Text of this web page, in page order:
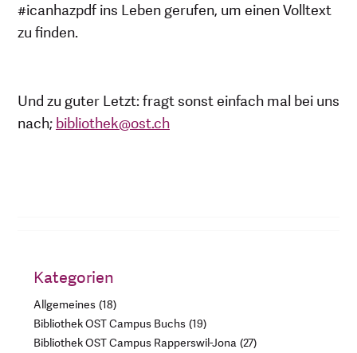
#icanhazpdf ins Leben gerufen, um einen Volltext
zu finden.
Und zu guter Letzt: fragt sonst einfach mal bei uns
nach;bibliothek@ost.ch
Kategorien
Allgemeines 18
Bibliothek OST Campus Buchs 19
Bibliothek OST Campus Rapperswil-Jona 27